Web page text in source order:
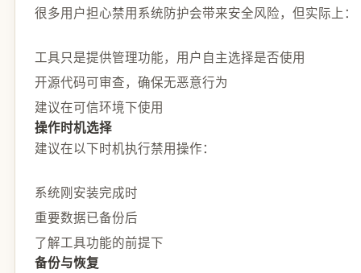
很多用户担心禁用系统防护会带来安全风险，但实际上：
工具只是提供管理功能，用户自主选择是否使用
开源代码可审查，确保无恶意行为
建议在可信环境下使用
操作时机选择
建议在以下时机执行禁用操作：
系统刚安装完成时
重要数据已备份后
了解工具功能的前提下
备份与恢复